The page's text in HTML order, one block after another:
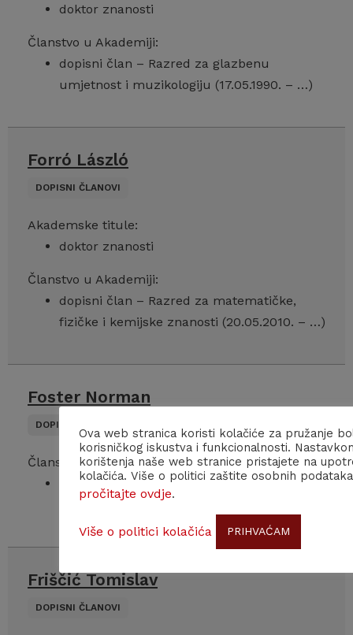
doktor znanosti
Članstvo u Akademiji:
dopisni član – Razred za glazbenu
umjetnost i muzikologiju (17.05.1990. – …)
Forró László
DOPISNI ČLANOVI
Akademske titule:
doktor znanosti
Članstvo u Akademiji:
dopisni član – Razred za matematičke,
fizičke i kemijske znanosti (20.05.2010. – …)
Foster Norman
DOPISNI ČLANOVI
Članstvo u Akademiji:
dopisni član – Razred za likovne umjetnosti
(12.05.2016. – …)
Friščić Tomislav
DOPISNI ČLANOVI
Ova web stranica koristi kolačiće za pružanje
korisničkog iskustva i funkcionalnosti.
korištenja naše web stranice pristajete na
kolačića. Više o politici zaštite osobnih podataka
pročitajte ovdje.
Više o politici kolačića PRIHVAĆAM